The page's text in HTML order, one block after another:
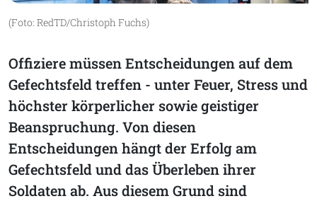
(Foto: RedTD/Christoph Fuchs)
Offiziere müssen Entscheidungen auf dem
Gefechtsfeld treffen - unter Feuer, Stress und
höchster körperlicher sowie geistiger
Beanspruchung. Von diesen
Entscheidungen hängt der Erfolg am
Gefechtsfeld und das Überleben ihrer
Soldaten ab. Aus diesem Grund sind